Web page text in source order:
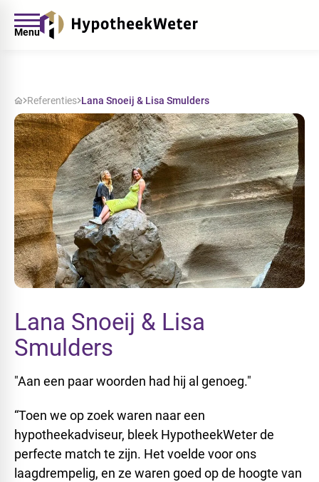
Menu
Referenties Lana Snoeij & Lisa Smulders
Lana Snoeij & Lisa
Smulders
"Aan een paar woorden had hij al genoeg."
“Toen we op zoek waren naar een
hypotheekadviseur, bleek HypotheekWeter de
perfecte match te zijn. Het voelde voor ons
laagdrempelig, en ze waren goed op de hoogte van